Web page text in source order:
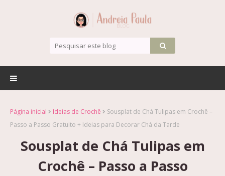
Página inicial Ideias de Crochê
Sousplat de Chá Tulipas em Crochê –
Passo a Passo Gratuito + Ideias para Decorar Chá da Tarde
Sousplat de Chá Tulipas em
Crochê – Passo a Passo